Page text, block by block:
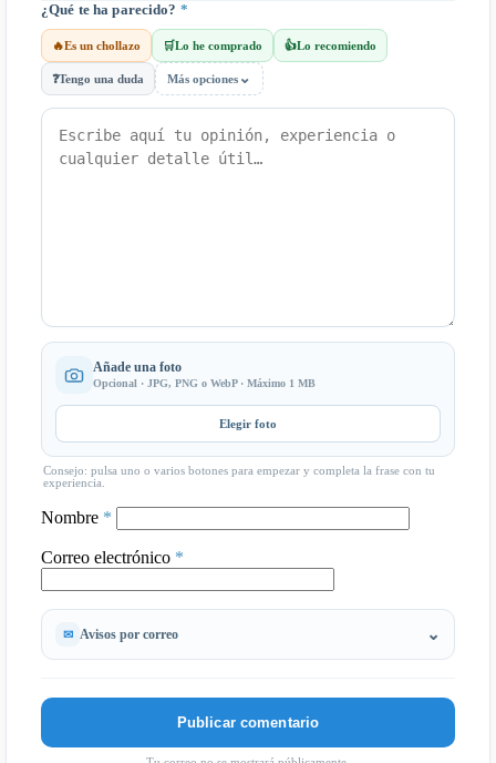
¿Qué te ha parecido? *
🔥Es un chollazo 🛒Lo he comprado 👍Lo recomiendo
❓Tengo una duda Más opciones ⌄
Añade una foto
Opcional · JPG, PNG o WebP · Máximo 1 MB
Elegir foto
Consejo: pulsa uno o varios botones para empezar y completa la frase con tu
experiencia.
Nombre *
Correo electrónico *
Avisos por correo